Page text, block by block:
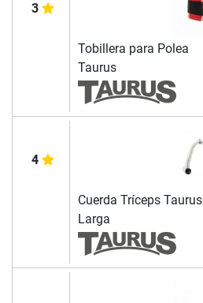
3
Tobillera para Polea
Taurus
4
Cuerda Tríceps Taurus
Larga